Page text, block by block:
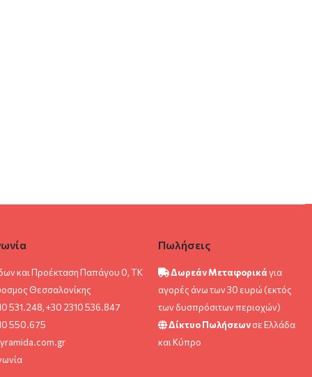
και Προέκταση Παπάγου 0, ΤΚ
Θεσσαλονίκης
531.248, +30 2310 536.847
550.675
Πωλήσεις
Δωρεάν Μεταφορικάγια
αγορές άνω των 30 ευρώ (εκτός
των δυσπρόσιτων περιοχών)
Δίκτυο Πωλήσεωνσε Ελλάδα
και Κύπρο